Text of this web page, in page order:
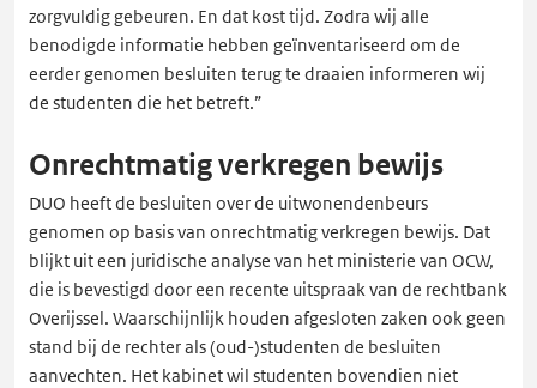
zorgvuldig gebeuren. En dat kost tijd. Zodra wij alle
benodigde informatie hebben geïnventariseerd om de
eerder genomen besluiten terug te draaien informeren wij
de studenten die het betreft.”
Onrechtmatig verkregen bewijs
DUO heeft de besluiten over de uitwonendenbeurs
genomen op basis van onrechtmatig verkregen bewijs. Dat
blijkt uit een juridische analyse van het ministerie van OCW,
die is bevestigd door een recente uitspraak van de rechtbank
Overijssel. Waarschijnlijk houden afgesloten zaken ook geen
stand bij de rechter als (oud-)studenten de besluiten
aanvechten. Het kabinet wil studenten bovendien niet